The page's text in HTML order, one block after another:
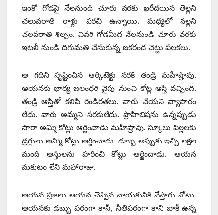
ఇంకో గోడపై నేలనుండి చూరు వరకు ఖరీదయిన తెల్లని
చలువరాతి రాళ్లు పరచి ఉన్నాయి. మధ్యలో నల్లని
చలవరాతి శిల్పం. చివరి గోడమీద నేలనుండి చూరు వరకు
ఇటలీ నుండి దిగుమతి చేసుకున్న జకరంద చెట్టు పలకలు.
ఆ గదిని సృష్టించిన ఆర్కిటెక్టు నరక్‌ తండ్రి మహీష్రావు.
ఆయనకు భార్య జలంధరి వైపు నుంచి కోట్ల ఆస్తి వచ్చింది.
తండ్రి ఆస్తితో కలిపి రెండిరతలు. వారు చేయని వ్యాపారం
లేదు. వారు అమ్మని సరకులేదు. ప్రొహిబిషను ఉన్నప్పుడు
సారా అమ్మి కోట్లు ఆర్జించాడు మహీష్రావు. స్కూలు పిల్లలకు
డ్రగ్గులు అమ్మి కోట్లు ఆర్జించాడు. డబ్బు అప్పుకు ఇచ్చి లక్షల
మంది ఆస్తులను హరించి కోట్లు ఆర్జిందాడు. ఆయన
మకుటం లేని మహారాజు.
ఆయన ప్రజలు ఆయన చెప్పిన నాయకునికి వేస్తారు వోటు.
ఆయనకు డబ్బు పరంగా కానీ, నీతిపరంగా కాని బాకీ ఉన్న